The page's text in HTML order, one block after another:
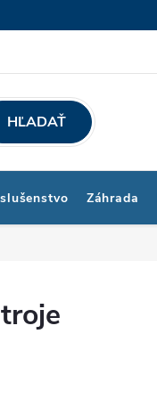
HĽADAŤ
Záhrada